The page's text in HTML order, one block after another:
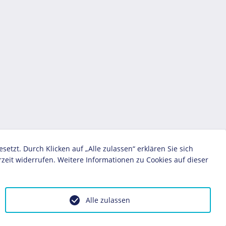
Durch Klicken auf „Alle zulassen“ erklären Sie sich
widerrufen. Weitere Informationen zu Cookies auf dieser
Alle zulassen